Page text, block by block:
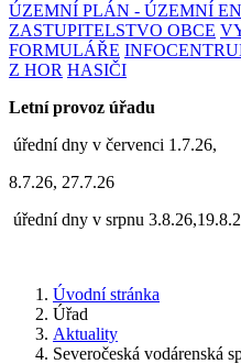
ÚZEMNÍ PLÁN - ÚZEMNÍ
ZASTUPITELSTVO OBCE
FORMULÁŘE
Z HOR HASIČI
Letní provoz úřadu
úřední dny v červenci 1.7.26,
8.7.26, 27.7.26
úřední dny v srpnu
Úvodní stránka
Úřad
Aktuality
Severočeská vodárenská